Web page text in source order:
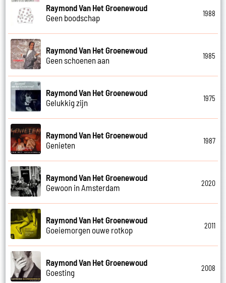
Raymond Van Het Groenewoud
Geen boodschap
1988
Raymond Van Het Groenewoud
Geen schoenen aan
1985
Raymond Van Het Groenewoud
Gelukkig zijn
1975
Raymond Van Het Groenewoud
Genieten
1987
Raymond Van Het Groenewoud
Gewoon in Amsterdam
2020
Raymond Van Het Groenewoud
Goeiemorgen ouwe rotkop
2011
Raymond Van Het Groenewoud
Goesting
2008